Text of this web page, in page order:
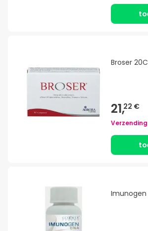
Broser
21,22 €
Imunogen